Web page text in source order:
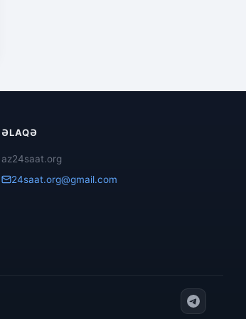
ƏLAQƏ
az24saat.org
24saat.org@gmail.com